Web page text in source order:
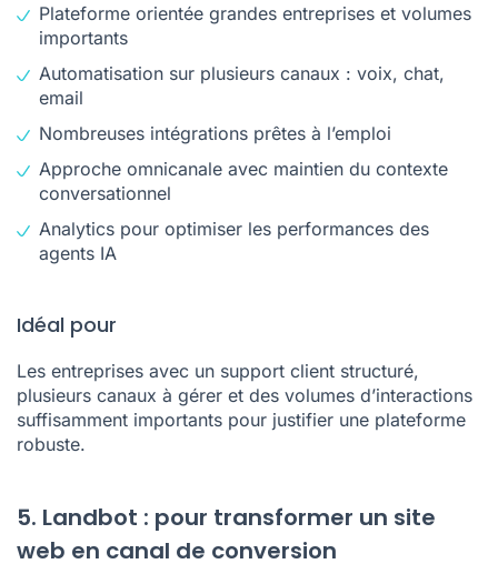
Plateforme orientée grandes entreprises et volumes
importants
Automatisation sur plusieurs canaux : voix, chat,
email
Nombreuses intégrations prêtes à l’emploi
Approche omnicanale avec maintien du contexte
conversationnel
Analytics pour optimiser les performances des
agents IA
Idéal pour
Les entreprises avec un support client structuré,
plusieurs canaux à gérer et des volumes d’interactions
suffisamment importants pour justifier une plateforme
robuste.
5. Landbot : pour transformer un site
web en canal de conversion